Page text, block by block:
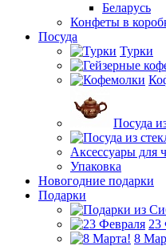
Беларусь
Конфеты в
Посуда
Турки
Посуда
Аксессуары для
Упаковка
Новогодние подарки
Подарки
23
8